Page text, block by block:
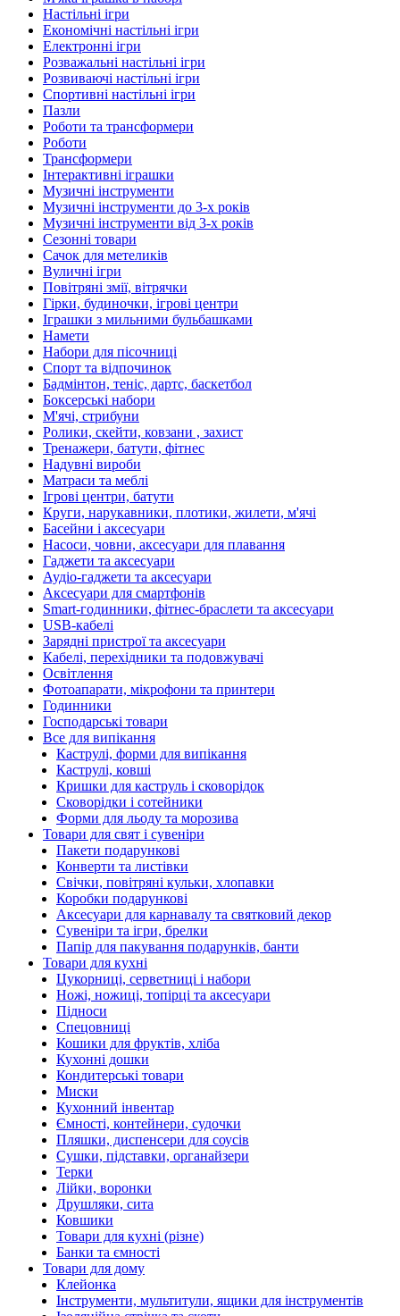
Настільні ігри
Економічні настільні ігри
Електронні ігри
Розважальні настільні ігри
Розвиваючі настільні ігри
Спортивні настільні ігри
Пазли
Роботи та трансформери
Роботи
Трансформери
Інтерактивні іграшки
Музичні інструменти
Музичні інструменти до 3-х років
Музичні інструменти від 3-х років
Сезонні товари
Сачок для метеликів
Вуличні ігри
Повітряні змії, вітрячки
Гірки, будиночки, ігрові центри
Іграшки з мильними бульбашками
Намети
Набори для пісочниці
Спорт та відпочинок
Бадмінтон, теніс, дартс, баскетбол
Боксерські набори
М'ячі, стрибуни
Ролики, скейти, ковзани , захист
Тренажери, батути, фітнес
Надувні вироби
Матраси та меблі
Ігрові центри, батути
Круги, нарукавники, плотики, жилети, м'ячі
Басейни і аксесуари
Насоси, човни, аксесуари для плавання
Гаджети та аксесуари
Аудіо-гаджети та аксесуари
Аксесуари для смартфонів
Smart-годинники, фітнес-браслети та аксесуари
USB-кабелі
Зарядні пристрої та аксесуари
Кабелі, перехідники та подовжувачі
Освітлення
Фотоапарати, мікрофони та принтери
Годинники
Господарські товари
Все для випікання
Каструлі, форми для випікання
Каструлі, ковші
Кришки для каструль і сковорідок
Сковорідки і сотейники
Форми для льоду та морозива
Товари для свят і сувеніри
Пакети подарункові
Конверти та листівки
Свічки, повітряні кульки, хлопавки
Коробки подарункові
Аксесуари для карнавалу та святковий декор
Сувеніри та ігри, брелки
Папір для пакування подарунків, банти
Товари для кухні
Цукорниці, серветниці і набори
Ножі, ножиці, топірці та аксесуари
Підноси
Спецовниці
Кошики для фруктів, хліба
Кухонні дошки
Кондитерські товари
Миски
Кухонний інвентар
Ємності, контейнери, судочки
Пляшки, диспенсери для соусів
Сушки, підставки, органайзери
Терки
Лійки, воронки
Друшляки, сита
Ковшики
Товари для кухні (різне)
Банки та ємності
Товари для дому
Клейонка
Інструменти, мультитули, ящики для інструментів